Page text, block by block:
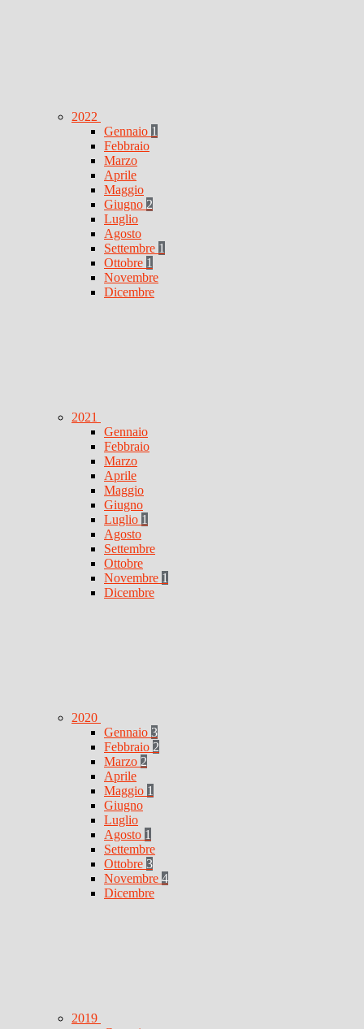
2022
Gennaio 1
Febbraio
Marzo
Aprile
Maggio
Giugno 2
Luglio
Agosto
Settembre 1
Ottobre 1
Novembre
Dicembre
2021
Gennaio
Febbraio
Marzo
Aprile
Maggio
Giugno
Luglio 1
Agosto
Settembre
Ottobre
Novembre 1
Dicembre
2020
Gennaio 3
Febbraio 2
Marzo 2
Aprile
Maggio 1
Giugno
Luglio
Agosto 1
Settembre
Ottobre 3
Novembre 4
Dicembre
2019